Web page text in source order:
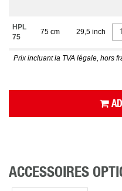
HPL
75
75 cm 29,5 inch
Prix incluant la TVA légale, hors
ACCESSOIRES